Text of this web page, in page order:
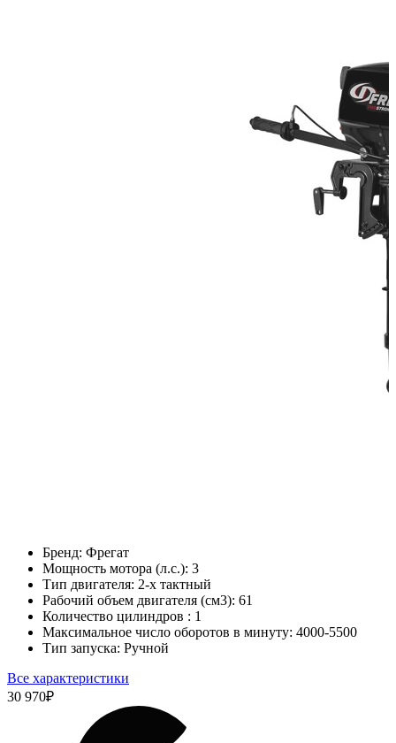
Бренд: Фрегат
Мощность мотора (л.с.): 3
Тип двигателя: 2-х тактный
Рабочий объем двигателя (см3): 61
Количество цилиндров : 1
Максимальное число оборотов в минуту: 4000-5500
Тип запуска: Ручной
Все характеристики
30 970₽